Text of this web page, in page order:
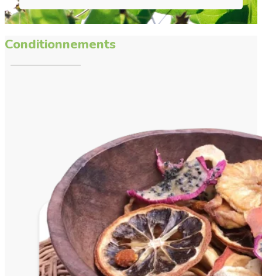
Conditionnements